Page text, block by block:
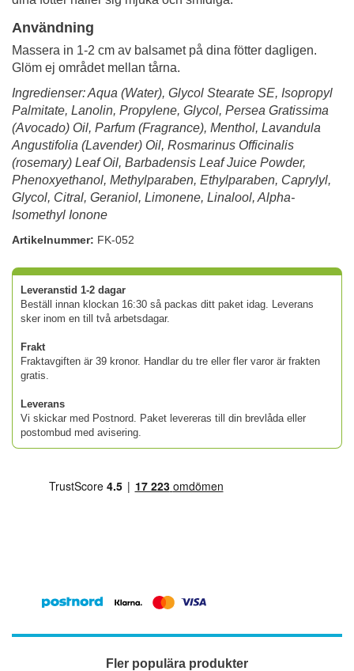
Användning
Massera in 1-2 cm av balsamet på dina fötter dagligen.
Glöm ej området mellan tårna.
Ingredienser: Aqua (Water), Glycol Stearate SE, Isopropyl
Palmitate, Lanolin, Propylene, Glycol, Persea Gratissima
(Avocado) Oil, Parfum (Fragrance), Menthol, Lavandula
Angustifolia (Lavender) Oil, Rosmarinus Officinalis
(rosemary) Leaf Oil, Barbadensis Leaf Juice Powder,
Phenoxyethanol, Methylparaben, Ethylparaben, Caprylyl,
Glycol, Citral, Geraniol, Limonene, Linalool, Alpha-
Isomethyl Ionone
Artikelnummer: FK-052
Leveranstid 1-2 dagar
Beställ innan klockan 16:30 så packas ditt paket idag. Leverans
sker inom en till två arbetsdagar.
Frakt
Fraktavgiften är 39 kronor. Handlar du tre eller fler varor är frakten
gratis.
Leverans
Vi skickar med Postnord. Paket levereras till din brevlåda eller
postombud med avisering.
Fler populära produkter